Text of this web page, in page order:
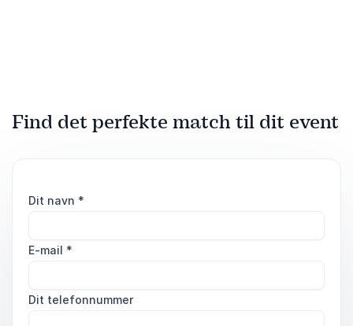
Find det perfekte match til dit event
Dit navn *
E-mail *
Dit telefonnummer